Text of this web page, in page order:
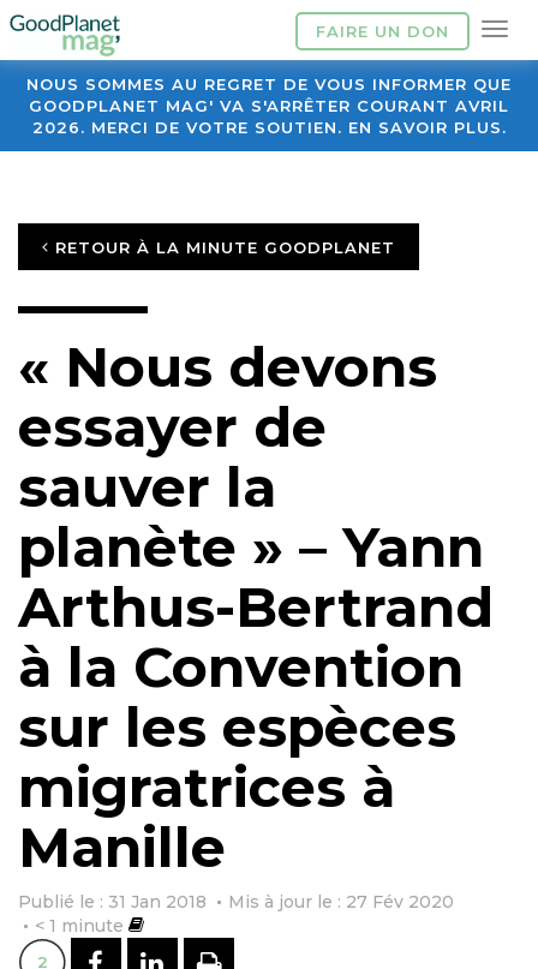
FAIRE UN DON
NOUS SOMMES AU REGRET DE VOUS INFORMER QUE
GOODPLANET MAG' VA S'ARRÊTER COURANT AVRIL
2026. MERCI DE VOTRE SOUTIEN. EN SAVOIR PLUS.
RETOUR À LA MINUTE GOODPLANET
« Nous devons
essayer de
sauver la
planète » – Yann
Arthus-Bertrand
à la Convention
sur les espèces
migratrices à
Manille
Publié le : 31 Jan 2018
Mis à jour le : 27 Fév 2020
< 1 minute
2 PARTAGER SUR FACEBOOK
PARTAGER SUR
IMPRIMER